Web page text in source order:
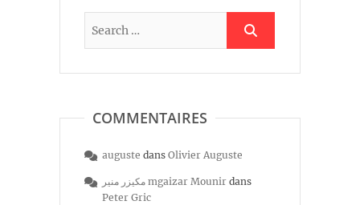
COMMENTAIRES
auguste dans Olivier Auguste
مكيزر منير mgaizar Mounir dans
Peter Gric